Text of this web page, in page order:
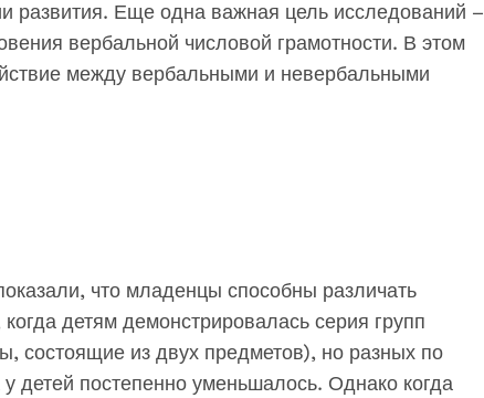
развития. Еще одна важная цель исследований –
вербальной числовой грамотности. В этом
между вербальными и невербальными
что младенцы способны различать
детям демонстрировалась серия групп
состоящие из двух предметов), но разных по
детей постепенно уменьшалось. Однако когда